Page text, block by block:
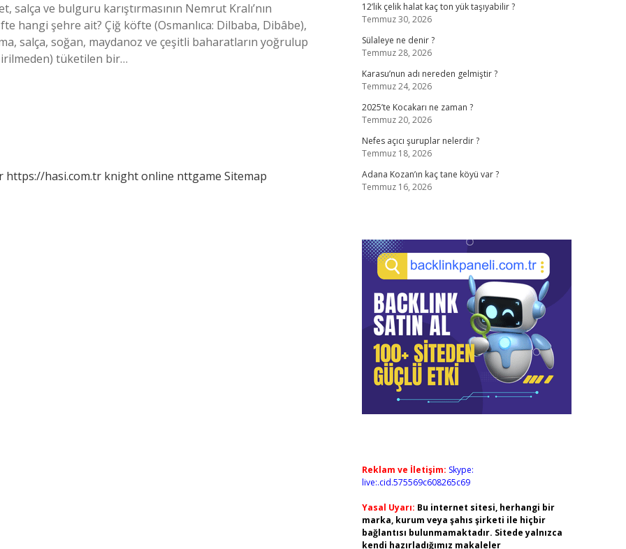
salça ve bulguru karıştırmasının Nemrut Kralı’nın
hangi şehre ait? Çiğ köfte (Osmanlıca: Dilbaba, Dibâbe),
salça, soğan, maydanoz ve çeşitli baharatların yoğrulup
tüketilen bir…
https://hasi.com.tr knight online nttgame Sitemap
12’lik çelik halat kaç ton yük taşıyabilir ?
Temmuz 30, 2026
Sülaleye ne denir ?
Temmuz 28, 2026
Karasu’nun adı nereden gelmiştir ?
Temmuz 24, 2026
2025’te Kocakarı ne zaman ?
Temmuz 20, 2026
Nefes açıcı şuruplar nelerdir ?
Temmuz 18, 2026
Adana Kozan’ın kaç tane köyü var ?
Temmuz 16, 2026
Reklam ve İletişim: Skype:
live:.cid.575569c608265c69
Yasal Uyarı: Bu internet sitesi, herhangi bir
marka, kurum veya şahıs şirketi ile hiçbir
bağlantısı bulunmamaktadır. Sitede yalnızca
kendi hazırladığımız makaleler